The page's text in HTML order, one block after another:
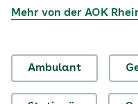
Mehr von der AOK
Ambulant